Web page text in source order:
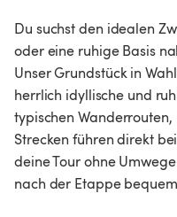
Du suchst den idealen
oder eine ruhige Basis
Unser Grundstück in
herrlich idyllische und
typischen
Strecken führen direkt
deine Tour ohne
nach der Etappe